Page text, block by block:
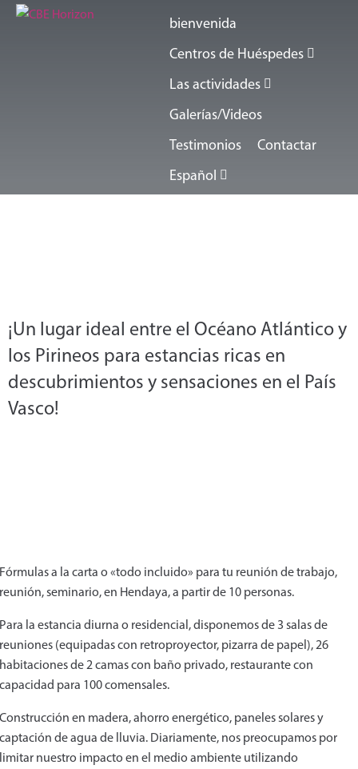
bienvenida
Centros de Huéspedes
Las actividades
Galerías/Videos
Testimonios
Contactar
Español
¡Un lugar ideal entre el Océano Atlántico y
los Pirineos para estancias ricas en
descubrimientos y sensaciones en el País
Vasco!
Fórmulas a la carta o «todo incluido» para tu reunión de trabajo,
reunión, seminario, en Hendaya, a partir de 10 personas.
Para la estancia diurna o residencial, disponemos de 3 salas de
reuniones (equipadas con retroproyector, pizarra de papel), 26
habitaciones de 2 camas con baño privado, restaurante con
capacidad para 100 comensales.
Construcción en madera, ahorro energético, paneles solares y
captación de agua de lluvia. Diariamente, nos preocupamos por
limitar nuestro impacto en el medio ambiente utilizando